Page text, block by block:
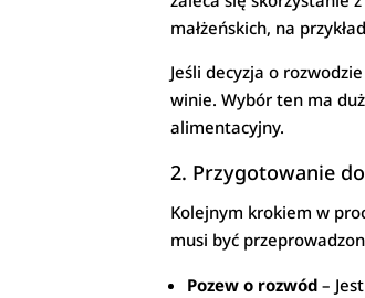
małżeńskich, na
Jeśli decyzja o
winie. Wybór ten ma
alimentacyjny.
2. Przygotowanie
Kolejnym krokiem w
musi być
Pozew o rozwód –